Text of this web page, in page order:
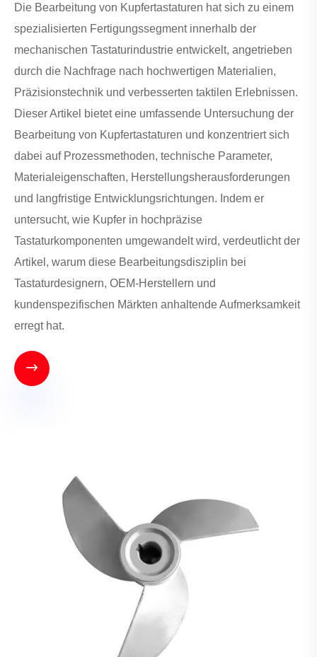
Die Bearbeitung von Kupfertastaturen hat sich zu einem
spezialisierten Fertigungssegment innerhalb der
mechanischen Tastaturindustrie entwickelt, angetrieben
durch die Nachfrage nach hochwertigen Materialien,
Präzisionstechnik und verbesserten taktilen Erlebnissen.
Dieser Artikel bietet eine umfassende Untersuchung der
Bearbeitung von Kupfertastaturen und konzentriert sich
dabei auf Prozessmethoden, technische Parameter,
Materialeigenschaften, Herstellungsherausforderungen
und langfristige Entwicklungsrichtungen. Indem er
untersucht, wie Kupfer in hochpräzise
Tastaturkomponenten umgewandelt wird, verdeutlicht der
Artikel, warum diese Bearbeitungsdisziplin bei
Tastaturdesignern, OEM-Herstellern und
kundenspezifischen Märkten anhaltende Aufmerksamkeit
erregt hat.
